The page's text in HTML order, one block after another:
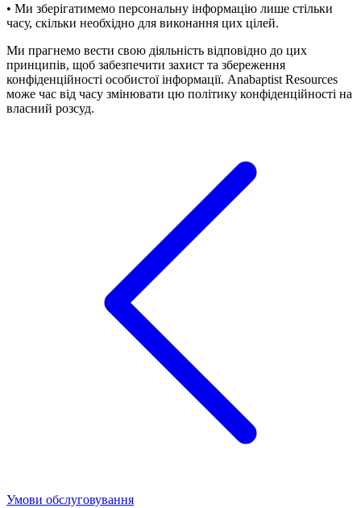
• Ми зберігатимемо персональну інформацію лише стільки
часу, скільки необхідно для виконання цих цілей.
Ми прагнемо вести свою діяльність відповідно до цих
принципів, щоб забезпечити захист та збереження
конфіденційності особистої інформації. Anabaptist Resources
може час від часу змінювати цю політику конфіденційності на
власний розсуд.
Умови обслуговування